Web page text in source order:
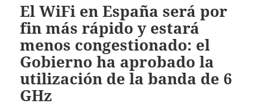
El WiFi en España será por
fin más rápido y estará
menos congestionado: el
Gobierno ha aprobado la
utilización de la banda de 6
GHz